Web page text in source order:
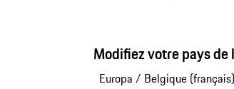
Modifiez votre pays de
Europa / Belgique (français)